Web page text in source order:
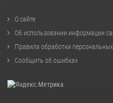
О сайте
Об использовании информации
Правила обработки
Сообщить об ошибках